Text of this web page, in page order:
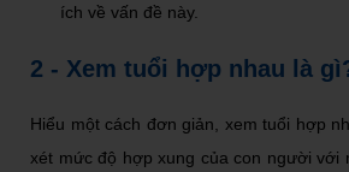
ích về vấn đề này.
2 - Xem tuổi hợp nhau là
Hiểu một cách đơn giản, xem tuổi hợp
xét mức độ hợp xung của con người với